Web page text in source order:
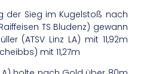
der Sieg im Kugelstoß nach
TS Bludenz) gewann
(ATSV Linz LA) mit 11,92m
mit 11,27m